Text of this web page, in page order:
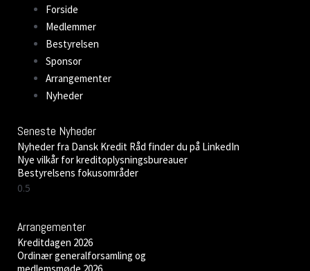
Forside
Medlemmer
Bestyrelsen
Sponsor
Arrangementer
Nyheder
Seneste Nyheder
Nyheder fra Dansk Kredit Råd finder du på LinkedIn
Nye vilkår for kreditoplysningsbureauer
Bestyrelsens fokusområder
Arrangementer
Kreditdagen 2026
Ordinær generalforsamling og